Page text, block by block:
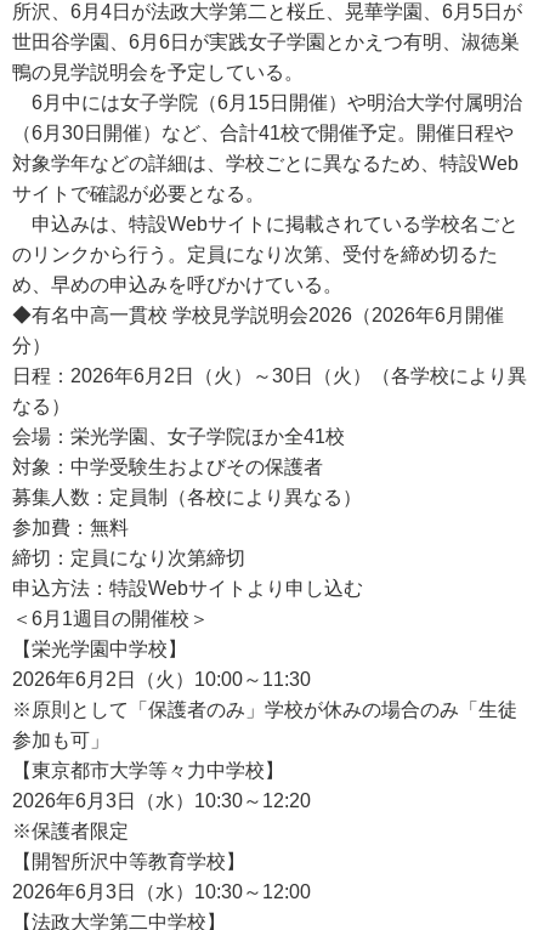
所沢、6月4日が法政大学第二と桜丘、晃華学園、6月5日が
世田谷学園、6月6日が実践女子学園とかえつ有明、淑徳巣
鴨の見学説明会を予定している。
6月中には女子学院（6月15日開催）や明治大学付属明治
（6月30日開催）など、合計41校で開催予定。開催日程や
対象学年などの詳細は、学校ごとに異なるため、特設Web
サイトで確認が必要となる。
申込みは、特設Webサイトに掲載されている学校名ごと
のリンクから行う。定員になり次第、受付を締め切るた
め、早めの申込みを呼びかけている。
◆有名中高一貫校 学校見学説明会2026（2026年6月開催
分）
日程：2026年6月2日（火）～30日（火）（各学校により異
なる）
会場：栄光学園、女子学院ほか全41校
対象：中学受験生およびその保護者
募集人数：定員制（各校により異なる）
参加費：無料
締切：定員になり次第締切
申込方法：特設Webサイトより申し込む
＜6月1週目の開催校＞
【栄光学園中学校】
2026年6月2日（火）10:00～11:30
※原則として「保護者のみ」学校が休みの場合のみ「生徒
参加も可」
【東京都市大学等々力中学校】
2026年6月3日（水）10:30～12:20
※保護者限定
【開智所沢中等教育学校】
2026年6月3日（水）10:30～12:00
【法政大学第二中学校】